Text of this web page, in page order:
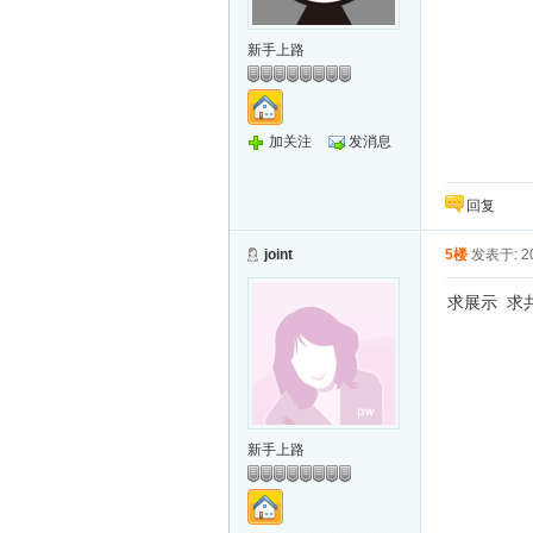
新手上路
加关注 发消息
回复
joint
新手上路
5楼 发表于:
求展示 求